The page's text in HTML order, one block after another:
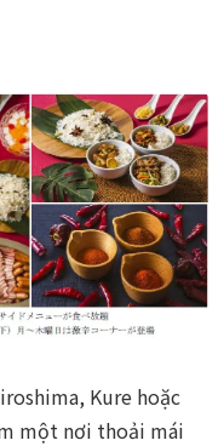
Kure hoặc
một nơi thoải mái